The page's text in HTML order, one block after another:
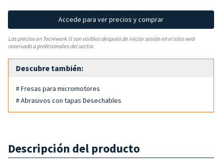
Accede para ver precios y comprar
Los precios en Tecniwork.it son visibles después de iniciar sesión en el sitio web
reservado a profesionales del sector.
Descubre también:
# Fresas para micromotores
# Abrasivos con tapas Desechables
Descripción del producto